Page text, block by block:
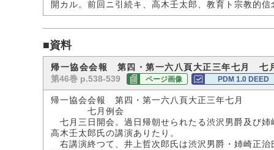
開カル。前回ニ引続キ、高木壬太郎、教育ト宗教的
■資料
帰一協会会報 第四・第一六八頁大正三年七月 七
第46巻 p.538-539 ページ画像 PDM 1.0 DEED
帰一協会会報 第四・第一六八頁大正三年七月
七月例会
七月三日開会。過日帰朝せられたる渋沢男爵及び
高木壬太郎氏の講演ありたり。
右講演終つて、井上哲次郎氏は渋沢男爵・姉崎正